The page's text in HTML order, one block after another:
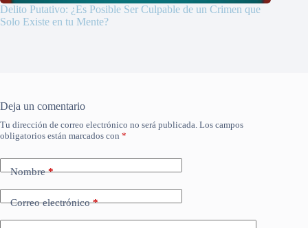
Delito Putativo: ¿Es Posible Ser Culpable de un Crimen que
Solo Existe en tu Mente?
Deja un comentario
Tu dirección de correo electrónico no será publicada. Los campos
obligatorios están marcados con *
Nombre*
Correo electrónico*